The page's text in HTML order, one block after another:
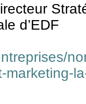
d’EDF
marketing-